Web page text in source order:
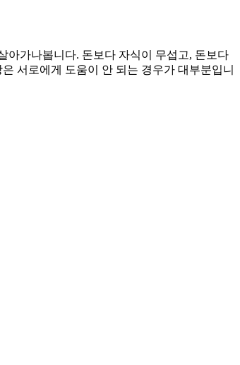
아가나봅니다. 돈보다 자식이 무섭고, 돈보다
서로에게 도움이 안 되는 경우가 대부분입니